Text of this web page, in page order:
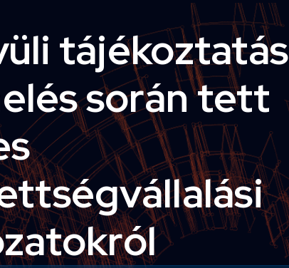
tájékoztatás
során tett